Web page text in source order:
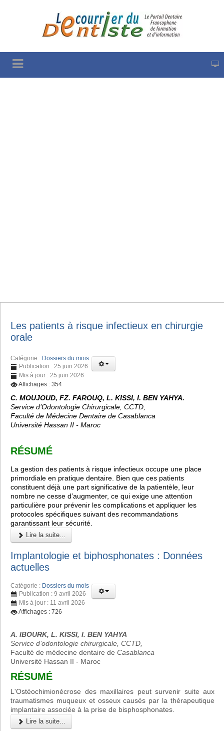
Les patients à risque infectieux en chirurgie
orale
Catégorie : Dossiers du mois
Publication : 25 juin 2026
Mis à jour : 25 juin 2026
Affichages : 354
C. MOUJOUD, FZ. FAROUQ, L. KISSI, I. BEN YAHYA.
Service d’Odontologie Chirurgicale, CCTD,
Faculté de Médecine Dentaire de Casablanca
Université Hassan II - Maroc
RÉSUMÉ
La gestion des patients à risque infectieux occupe une place
primordiale en pratique dentaire. Bien que ces patients
constituent déjà une part significative de la patientèle, leur
nombre ne cesse d’augmenter, ce qui exige une attention
particulière pour prévenir les complications et appliquer les
protocoles spécifiques suivant des recommandations
garantissant leur sécurité.
Lire la suite...
Implantologie et biphosphonates : Données
actuelles
Catégorie : Dossiers du mois
Publication : 9 avril 2026
Mis à jour : 11 avril 2026
Affichages : 726
A. IBOURK, L. KISSI, I. BEN YAHYA
Service d’odontologie chirurgicale, CCTD,
Faculté de médecine dentaire de Casablanca
Université Hassan II - Maroc
RÉSUMÉ
L'Ostéochimionécrose des maxillaires peut survenir suite aux
traumatismes muqueux et osseux causés par la thérapeutique
implantaire associée à la prise de bisphosphonates.
Lire la suite...